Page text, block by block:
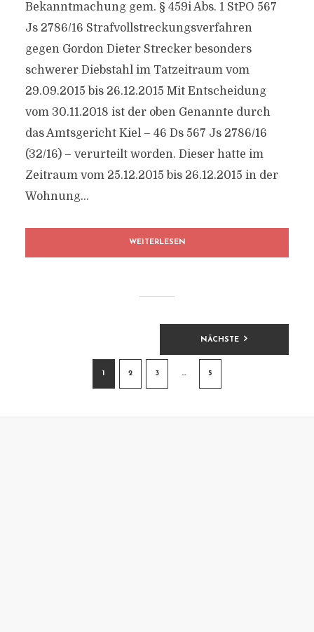
Bekanntmachung gem. § 459i Abs. 1 StPO 567
Js 2786/​16 Strafvollstreckungsverfahren
gegen Gordon Dieter Strecker besonders
schwerer Diebstahl im Tatzeitraum vom
29.09.2015 bis 26.12.2015 Mit Entscheidung
vom 30.11.2018 ist der oben Genannte durch
das Amtsgericht Kiel – 46 Ds 567 Js 2786/​16
(32/​16) – verurteilt worden. Dieser hatte im
Zeitraum vom 25.12.2015 bis 26.12.2015 in der
Wohnung...
WEITERLESEN
BEITRAGSNAVIGATION
1 2 3 … 5
NÄCHSTE